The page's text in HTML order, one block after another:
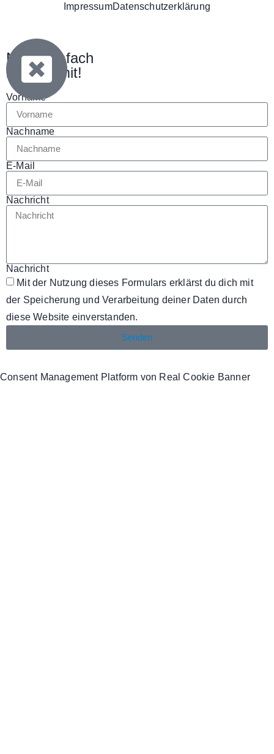
ImpressumDatenschutzerklärung
Mach einfach
bei uns mit!
Vorname
Nachname
E-Mail
Nachricht
Nachricht
Mit der Nutzung dieses Formulars erklärst du dich mit
der Speicherung und Verarbeitung deiner Daten durch
diese Website einverstanden.
Senden
Consent Management Platform von Real Cookie Banner